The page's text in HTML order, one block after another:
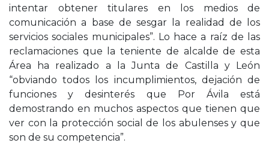
intentar obtener titulares en los medios de
comunicación a base de sesgar la realidad de los
servicios sociales municipales”. Lo hace a raíz de las
reclamaciones que la teniente de alcalde de esta
Área ha realizado a la Junta de Castilla y León
“obviando todos los incumplimientos, dejación de
funciones y desinterés que Por Ávila está
demostrando en muchos aspectos que tienen que
ver con la protección social de los abulenses y que
son de su competencia”.